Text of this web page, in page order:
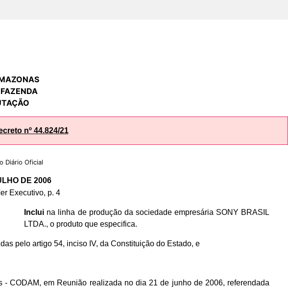
nº 44.824/21
Diário Oficial
DE 2006
Executivo, p. 4
Inclui na linha de produção da sociedade empresária SONY BRASIL
LTDA., o produto que especifica.
pelo artigo 54, inciso IV, da Constituição do Estado, e
CODAM, em Reunião realizada no dia 21 de junho de 2006, referendada